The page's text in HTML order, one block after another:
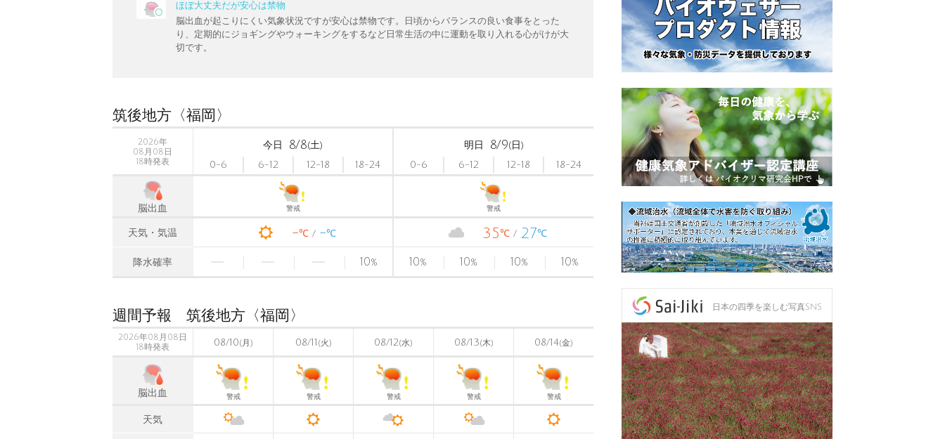
ほぼ大丈夫だが安心は禁物
脳出血が起こりにくい気象状況ですが安心は禁物です。日頃からバランスの良い食事をとった
り、定期的にジョギングやウォーキングをするなど日常生活の中に運動を取り入れる心がけが大
切です。
筑後地方〈福岡〉
2026年
08月08日
18時発表
今日 8/8(土)
0-6
6-12 12-18 18-24
明日 8/9(日)
0-6
6-12 12-18 18-24
脳出血 警戒 警戒
天気・気温 -℃ -℃ 35℃ 27℃
降水確率 10% 10% 10% 10% 10%
週間予報 筑後地方〈福岡〉
2026年08月08日
18時発表
08/10(月) 08/11 (火) 08/12(水) 08/13(木) 08/14(金)
脳出血 警戒 警戒 警戒 警戒 警戒
天気
日本の四季を楽しむ写真SNS